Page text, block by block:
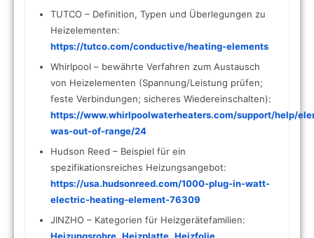
TUTCO – Definition, Typen und Überlegungen zu
Heizelementen:
https://tutco.com/conductive/heating-elements
Whirlpool – bewährte Verfahren zum Austausch
von Heizelementen (Spannung/Leistung prüfen;
feste Verbindungen; sicheres Wiedereinschalten):
https://www.whirlpoolwaterheaters.com/support/help/
was-out-of-range/24
Hudson Reed – Beispiel für ein
spezifikationsreiches Heizungsangebot:
https://usa.hudsonreed.com/1000-plug-in-watt-
electric-heating-element-76309
JINZHO – Kategorien für Heizgerätefamilien: